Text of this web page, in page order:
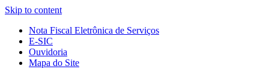
Skip to content
Nota Fiscal Eletrônica de Serviços
E-SIC
Ouvidoria
Mapa do Site